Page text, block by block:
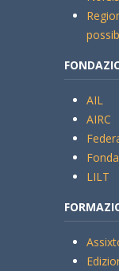
AIL
AIRC
LILT